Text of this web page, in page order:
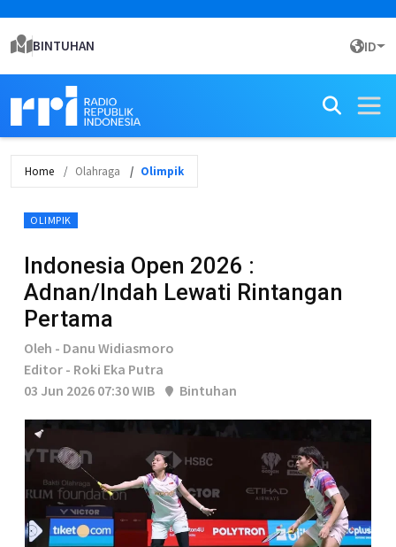
BINTUHAN ID
Home Olahraga Olimpik
OLIMPIK
Indonesia Open 2026 :
Adnan/Indah Lewati Rintangan
Pertama
Oleh - Danu Widiasmoro
Editor - Roki Eka Putra
03 Jun 2026 07:30 WIB
Bintuhan